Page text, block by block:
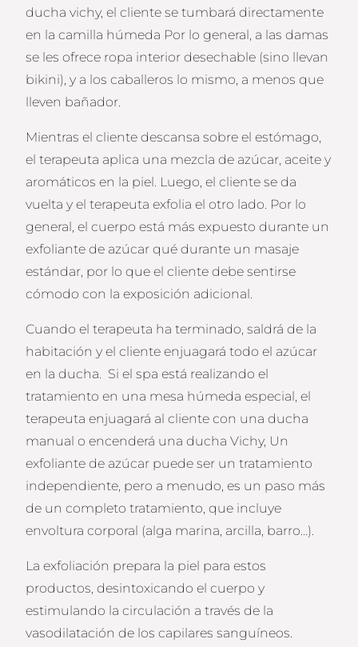
ducha vichy, el cliente se tumbará directamente
en la camilla húmeda Por lo general, a las damas
se les ofrece ropa interior desechable (sino llevan
bikini), y a los caballeros lo mismo, a menos que
lleven bañador.
Mientras el cliente descansa sobre el estómago,
el terapeuta aplica una mezcla de azúcar, aceite y
aromáticos en la piel. Luego, el cliente se da
vuelta y el terapeuta exfolia el otro lado. Por lo
general, el cuerpo está más expuesto durante un
exfoliante de azúcar qué durante un masaje
estándar, por lo que el cliente debe sentirse
cómodo con la exposición adicional.
Cuando el terapeuta ha terminado, saldrá de la
habitación y el cliente enjuagará todo el azúcar
en la ducha. Si el spa está realizando el
tratamiento en una mesa húmeda especial, el
terapeuta enjuagará al cliente con una ducha
manual o encenderá una ducha Vichy, Un
exfoliante de azúcar puede ser un tratamiento
independiente, pero a menudo, es un paso más
de un completo tratamiento, que incluye
envoltura corporal (alga marina, arcilla, barro…).
La exfoliación prepara la piel para estos
productos, desintoxicando el cuerpo y
estimulando la circulación a través de la
vasodilatación de los capilares sanguíneos.